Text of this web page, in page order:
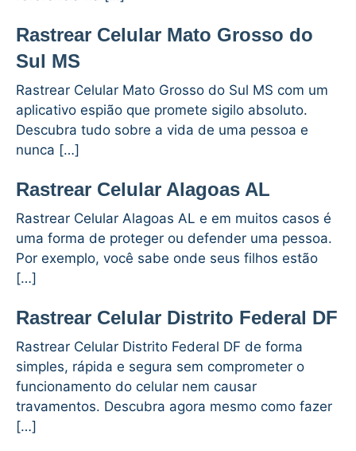
Rastrear Celular Mato Grosso do
Sul MS
Rastrear Celular Mato Grosso do Sul MS com um
aplicativo espião que promete sigilo absoluto.
Descubra tudo sobre a vida de uma pessoa e
nunca […]
Rastrear Celular Alagoas AL
Rastrear Celular Alagoas AL e em muitos casos é
uma forma de proteger ou defender uma pessoa.
Por exemplo, você sabe onde seus filhos estão
[…]
Rastrear Celular Distrito Federal DF
Rastrear Celular Distrito Federal DF de forma
simples, rápida e segura sem comprometer o
funcionamento do celular nem causar
travamentos. Descubra agora mesmo como fazer
[…]